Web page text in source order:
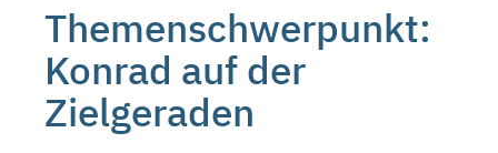
Themenschwerpunkt:
Konrad auf der
Zielgeraden